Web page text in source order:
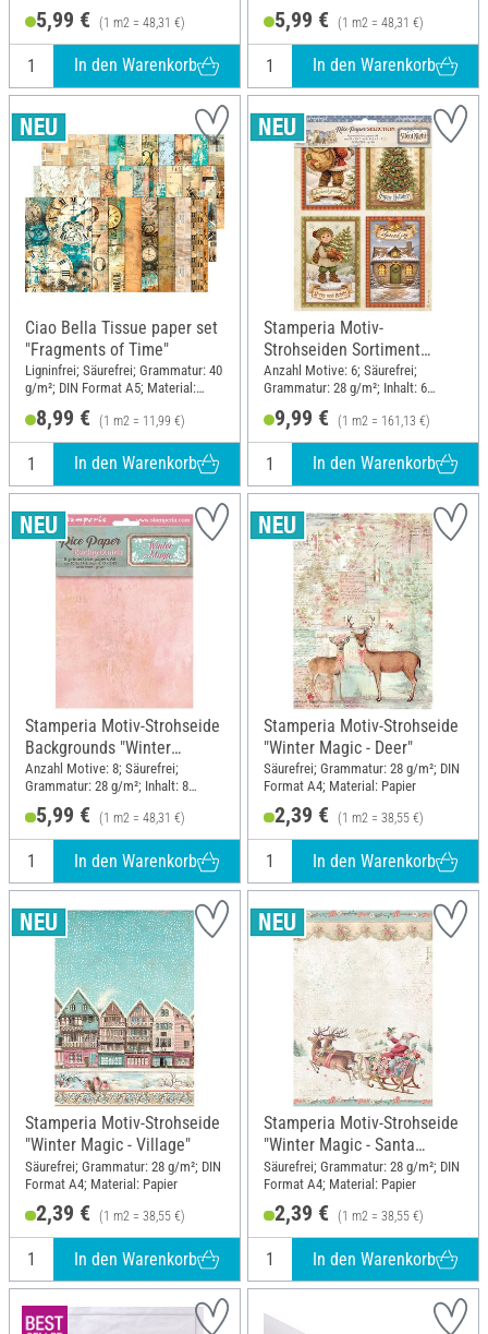
Papier
5,99 € (1 m2 = 48,31 €)
In den Warenkorb
Papier
5,99 € (1 m2 = 48,31 €)
In den Warenkorb
Ciao Bella Tissue paper set
"Fragments of Time"
Ligninfrei; Säurefrei; Grammatur: 40
g/m²; DIN Format A5; Material:
8,99 € (1 m2 = 11,99 €)
In den Warenkorb
Stamperia Motiv-
Strohseiden Sortiment
"Silent Night", DIN A4, 6er-
Set
Anzahl Motive: 6; Säurefrei;
Grammatur: 28 g/m²; Inhalt: 6
Papier
9,99 € (1 m2 = 161,13 €)
In den Warenkorb
Stamperia Motiv-Strohseide
Backgrounds "Winter
Magic", DIN A6, 8er Set
Anzahl Motive: 8; Säurefrei;
Grammatur: 28 g/m²; Inhalt: 8
Stück; DIN Format A6; Material:
Papier
5,99 € (1 m2 = 48,31 €)
In den Warenkorb
Stamperia Motiv-Strohseide
"Winter Magic - Deer"
Säurefrei; Grammatur: 28 g/m²; DIN
Format A4; Material: Papier
2,39 € (1 m2 = 38,55 €)
In den Warenkorb
Stamperia Motiv-Strohseide
"Winter Magic - Village"
Säurefrei; Grammatur: 28 g/m²; DIN
Format A4; Material: Papier
2,39 € (1 m2 = 38,55 €)
In den Warenkorb
Stamperia Motiv-Strohseide
"Winter Magic - Santa
Claus"
Säurefrei; Grammatur: 28 g/m²; DIN
Format A4; Material: Papier
2,39 € (1 m2 = 38,55 €)
In den Warenkorb